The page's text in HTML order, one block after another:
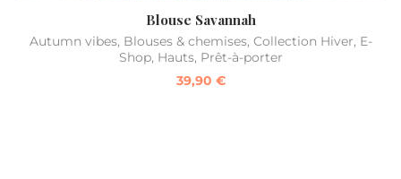
Blouse Savannah
Autumn vibes, Blouses & chemises, Collection Hiver, E-
Shop, Hauts, Prêt-à-porter
39,90 €